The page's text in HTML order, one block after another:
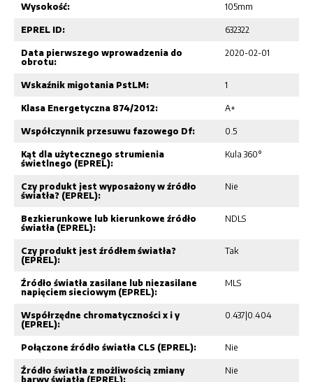
Wysokość: 105mm
EPREL ID: 632322
Data pierwszego wprowadzenia do
obrotu:
2020-02-01
Wskaźnik migotania PstLM: 1
Klasa Energetyczna 874/2012: A+
Współczynnik przesuwu fazowego Df: 0.5
Kąt dla użytecznego strumienia
świetlnego (EPREL):
Kula 360°
Czy produkt jest wyposażony w źródło
światła? (EPREL):
Nie
Bezkierunkowe lub kierunkowe źródło
światła (EPREL):
NDLS
Czy produkt jest źródłem światła?
(EPREL):
Tak
Źródło światła zasilane lub niezasilane
napięciem sieciowym (EPREL):
MLS
Współrzędne chromatyczności x i y
(EPREL):
0.437|0.404
Połączone źródło światła CLS (EPREL): Nie
Źródło światła z możliwością zmiany
barwy światła (EPREL):
Nie